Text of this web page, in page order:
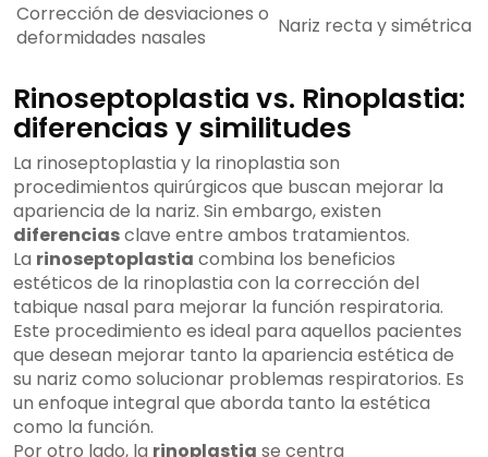
Corrección de desviaciones o
deformidades nasales
Nariz recta y simétrica
Rinoseptoplastia vs. Rinoplastia:
diferencias y similitudes
La rinoseptoplastia y la rinoplastia son
procedimientos quirúrgicos que buscan mejorar la
apariencia de la nariz. Sin embargo, existen
diferenciasclave entre ambos tratamientos.
La rinoseptoplastia combina los beneficios
estéticos de la rinoplastia con la corrección del
tabique nasal para mejorar la función respiratoria.
Este procedimiento es ideal para aquellos pacientes
que desean mejorar tanto la apariencia estética de
su nariz como solucionar problemas respiratorios. Es
un enfoque integral que aborda tanto la estética
como la función.
Por otro lado, la rinoplastia se centra